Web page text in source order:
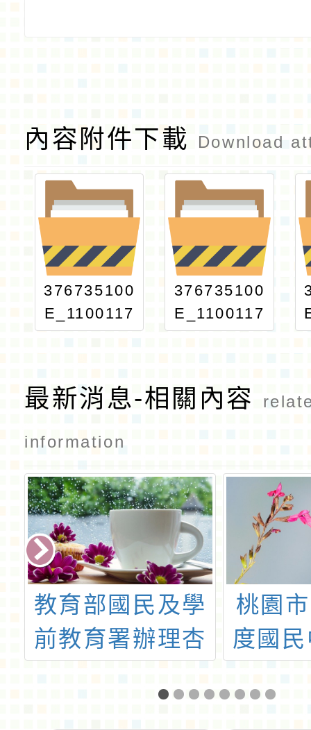
內容附件下載 Download
376735100
E_1100117
816_ATTA
376735100
E_1100117
816_ATTA
最新消息-相關內容
information
教育部國民及學
前教育署辦理杏
表揚活動
桃園
度國
小